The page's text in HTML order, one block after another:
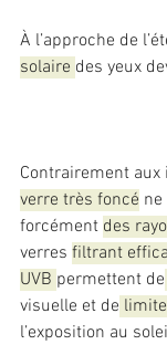
À l’approche de
solaire des yeux
Contrairement aux
verre très foncé
forcément des
verres filtrant
UVB permettent de
visuelle et de
l’exposition au